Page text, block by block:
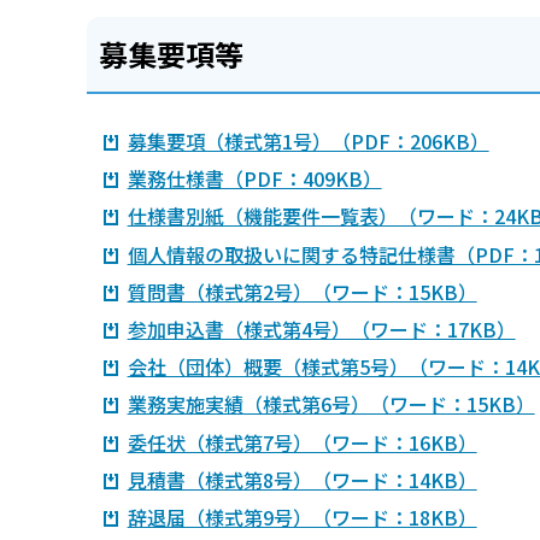
募集要項等
募集要項（様式第1号）（PDF：206KB）
業務仕様書（PDF：409KB）
仕様書別紙（機能要件一覧表）（ワード：24KB
個人情報の取扱いに関する特記仕様書（PDF：
質問書（様式第2号）（ワード：15KB）
参加申込書（様式第4号）（ワード：17KB）
会社（団体）概要（様式第5号）（ワード：
業務実施実績（様式第6号）（ワード：15KB）
委任状（様式第7号）（ワード：16KB）
見積書（様式第8号）（ワード：14KB）
辞退届（様式第9号）（ワード：18KB）